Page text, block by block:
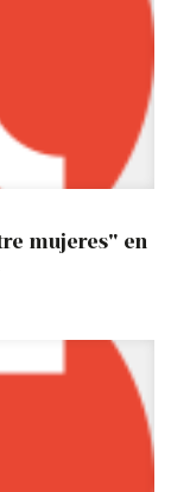
mujeres" en